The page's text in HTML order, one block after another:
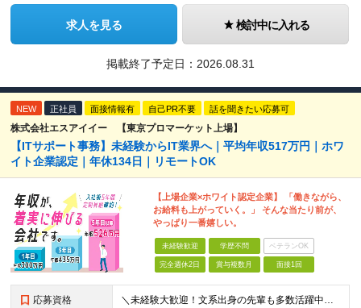
求人を見る 検討中に入れる
掲載終了予定日： 2026.08.31
NEW 正社員 面接情報有 自己PR不要 話を聞きたい応募可
株式会社エスアイイー 【東京プロマーケット上場】
【ITサポート事務】未経験からIT業界へ｜平均年収517万円｜ホワ
イト企業認定｜年休134日｜リモートOK
【上場企業×ホワイト認定企業】 「働きながら、
お給料も上がっていく。」 そんな当たり前が、
やっぱり一番嬉しい。
未経験歓迎 学歴不問 ベテランOK
完全週休2日 賞与複数月 面接1回
応募資格 ＼未経験大歓迎！文系出身の先輩も多数活躍中／ ◆PCスキルに自信のない方も歓迎 ◆完全未経験OK ◆社会人デビューもOK ◆学歴不問 「働きながら少しずつ専門スキルを身につけたい」という意欲重視の採